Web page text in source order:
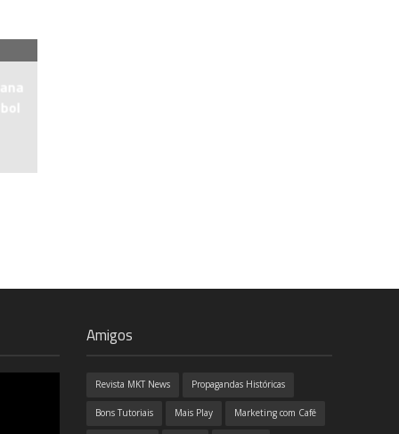
Amigos
Revista MKT News Propagandas Históricas
Bons Tutoriais Mais Play Marketing com Café